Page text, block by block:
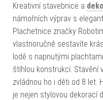
Kreativní stavebnice a
námořních výprav s
Plachetnice značky
vlastnoručně sestavíte
lodě s napnutými
štíhlou konstrukcí. Stavění
zvládnou ho i děti od 8 let.
je nejen stylovou dekorací